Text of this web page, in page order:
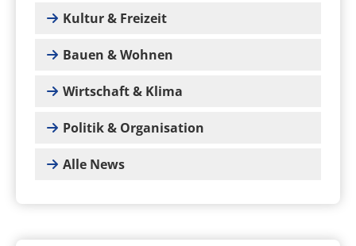
Kultur & Freizeit
Bauen & Wohnen
Wirtschaft & Klima
Politik & Organisation
Alle News